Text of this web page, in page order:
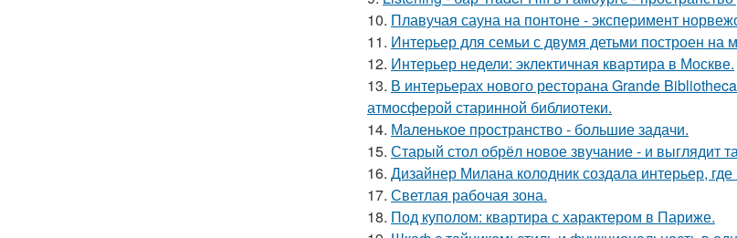
10. Плавучая сауна на понтоне - эксперимент
11. Интерьер для семьи с двумя детьми построен на
12. Интерьер недели: эклектичная квартира в Москве.
13. В интерьерах нового ресторана Grande
атмосферой старинной библиотеки.
14. Маленькое пространство - большие задачи.
15. Старый стол обрёл новое звучание - и выглядит
16. Дизайнер Милана колодник создала интерьер,
17. Светлая рабочая зона.
18. Под куполом: квартира с характером в Париже.